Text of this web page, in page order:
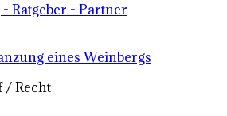
Ratgeber - Partner
eines Weinbergs
/ Recht